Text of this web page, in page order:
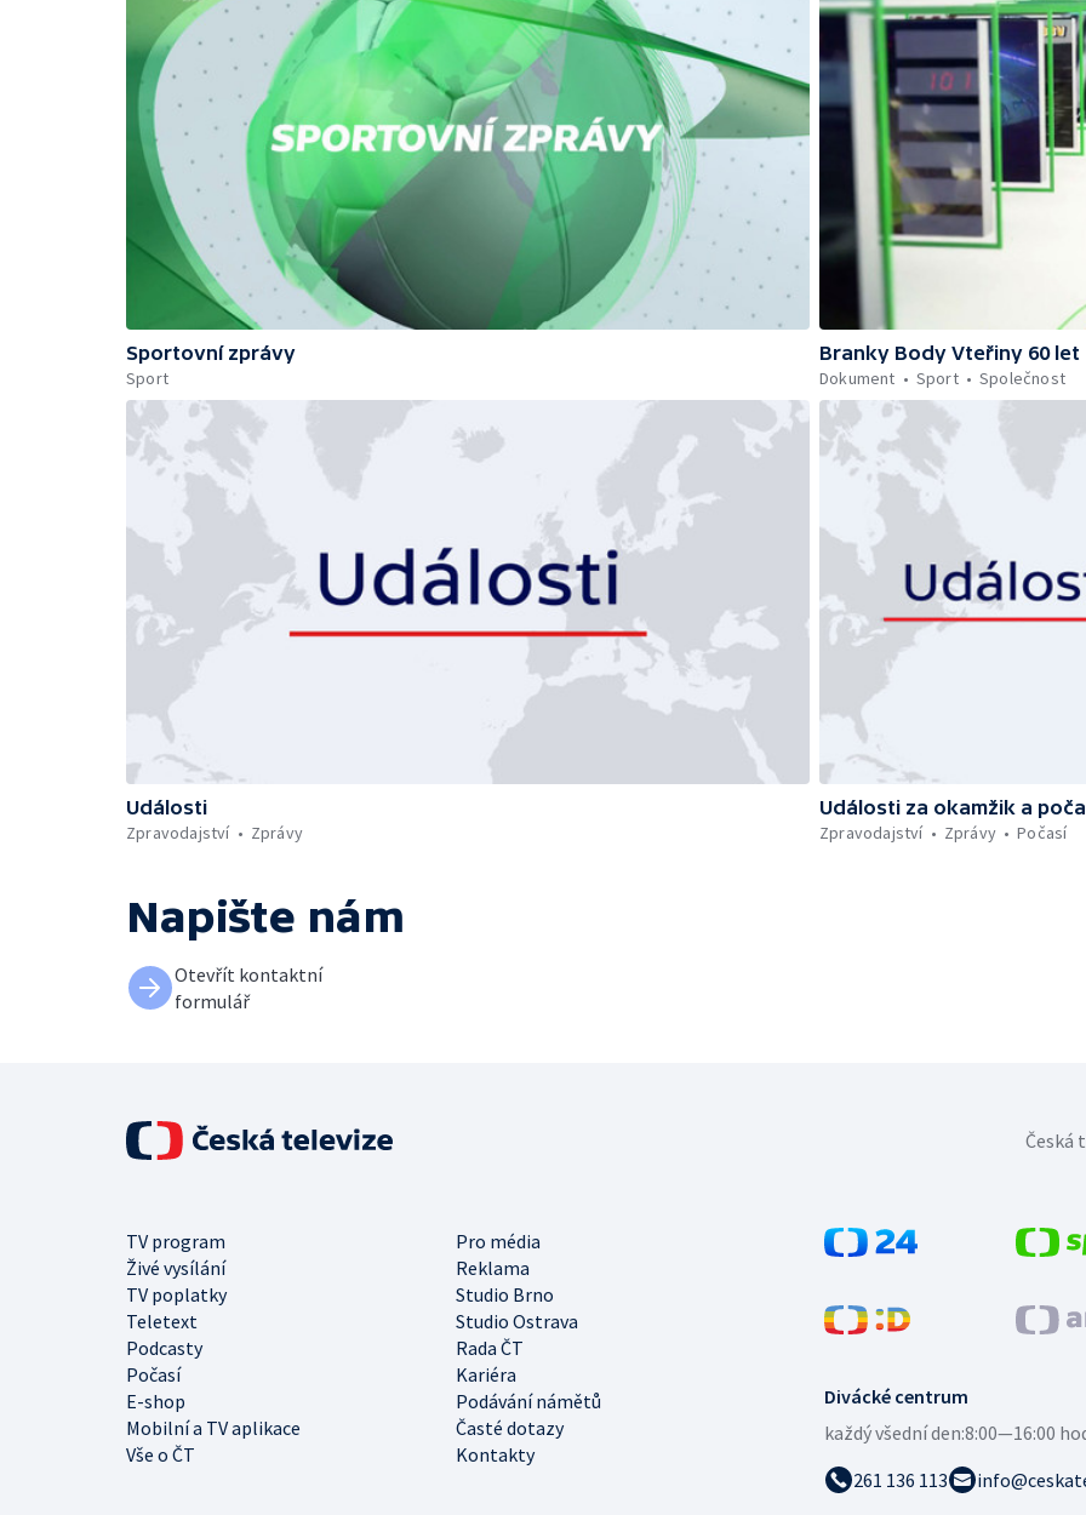
Sportovní zprávy
Sport
Branky Body Vteřiny 60 let
Dokument
Sport Společnost
Události
Zpravodajství
Zprávy
Události za okamžik a
Zpravodajství
Zprávy Počasí
Napište nám
Otevřít kontaktní
formulář
Divácké centrum
každý všední den:8:00—16:00
261 136 113
TV program
Pro média
Živé vysílání
Reklama
TV poplatky
Studio Brno
Teletext
Studio Ostrava
Podcasty
Rada ČT
Počasí
Kariéra
E-shop
Podávání námětů
Mobilní a TV aplikace
Časté dotazy
Vše o ČT
Kontakty
Česká